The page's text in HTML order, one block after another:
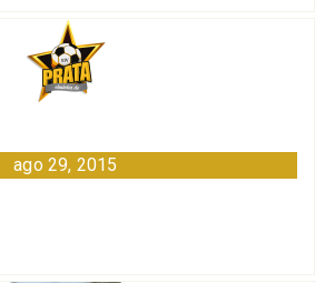
ago 29, 2015